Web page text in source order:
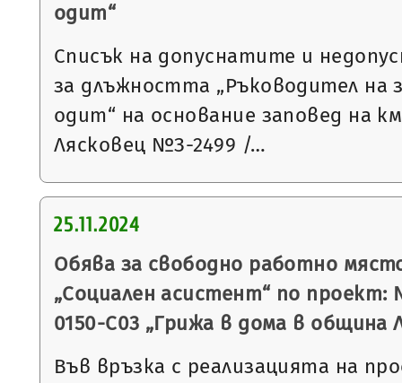
одит“
Списък на допуснатите и
за длъжността „Ръководител на
одит“ на основание заповед на
Лясковец №З-2499 /…
25.11.2024
Обява за свободно работно
„Социален асистент“ по проект:
0150-С03 „Грижа в дома в община
Във връзка с реализацията на